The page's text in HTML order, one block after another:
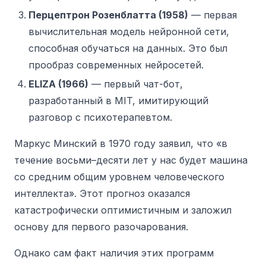
Перцептрон Розенблатта (1958) — первая
вычислительная модель нейронной сети,
способная обучаться на данных. Это был
прообраз современных нейросетей.
ELIZA (1966) — первый чат-бот,
разработанный в MIT, имитирующий
разговор с психотерапевтом.
Маркус Минский в 1970 году заявил, что «в
течение восьми–десяти лет у нас будет машина
со средним общим уровнем человеческого
интеллекта». Этот прогноз оказался
катастрофически оптимистичным и заложил
основу для первого разочарования.
Однако сам факт наличия этих программ